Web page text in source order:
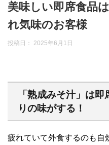
美味しい即席食品
れ気味のお客様
投稿日： 2025年6月1日
「熟成みそ汁」は
りの味がする！
疲れていて外食するのも自